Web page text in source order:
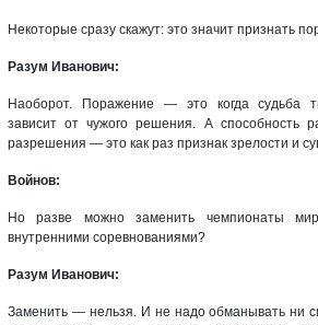
Некоторые сразу скажут: это значит признать
Разум Иванович:
Наоборот. Поражение — это когда судьба
зависит от чужого решения. А способность
разрешения — это как раз признак зрелости и
Войнов:
Но разве можно заменить чемпионаты
внутренними соревнованиями?
Разум Иванович:
Заменить — нельзя. И не надо обманывать ни